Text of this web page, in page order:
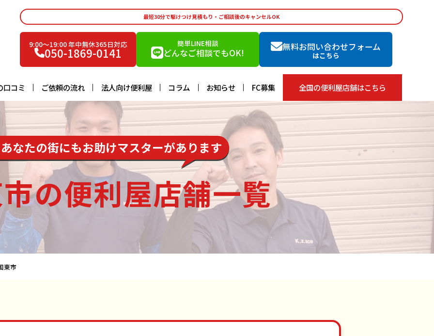
最短30分で駆けつけ見積もり・ご相談後のキャンセルOK
9:00〜19:00 年中無休365日対応
050-1869-0141
簡単LINE相談
どんなご相談でもOK!
無料お問い合わせフォーム
はこちら
口コミ ご依頼の流れ 法人向け便利屋 コラム お知らせ FC募集 全国の便利屋店舗はこちら
あなたの街にもお助けマスターがあります
の便利屋店舗一覧
東市